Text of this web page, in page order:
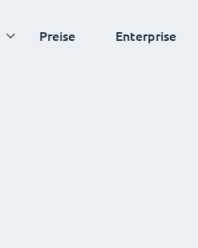
Preise Enterprise